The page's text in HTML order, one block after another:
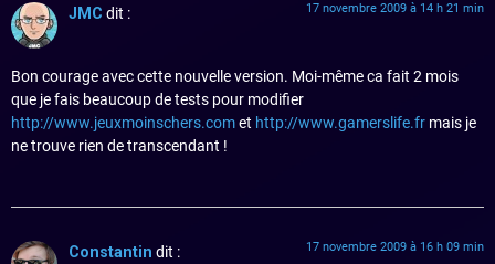
JMC dit : 17 novembre 2009 à 14 h 21 min
Bon courage avec cette nouvelle version. Moi-même ca fait 2 mois
que je fais beaucoup de tests pour modifier
http://www.jeuxmoinschers.comet http://www.gamerslife.fr mais je
ne trouve rien de transcendant !
Constantin dit : 17 novembre 2009 à 16 h 09 min